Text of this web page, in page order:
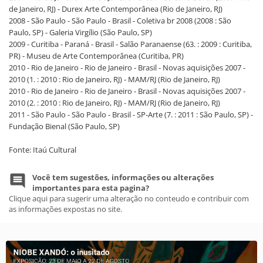
de Janeiro, RJ) - Durex Arte Contemporânea (Rio de Janeiro, RJ)
2008 - São Paulo - São Paulo - Brasil - Coletiva br 2008 (2008 : São
Paulo, SP) - Galeria Virgílio (São Paulo, SP)
2009 - Curitiba - Paraná - Brasil - Salão Paranaense (63. : 2009 : Curitiba,
PR) - Museu de Arte Contemporânea (Curitiba, PR)
2010 - Rio de Janeiro - Rio de Janeiro - Brasil - Novas aquisições 2007 -
2010 (1. : 2010 : Rio de Janeiro, RJ) - MAM/RJ (Rio de Janeiro, RJ)
2010 - Rio de Janeiro - Rio de Janeiro - Brasil - Novas aquisições 2007 -
2010 (2. : 2010 : Rio de Janeiro, RJ) - MAM/RJ (Rio de Janeiro, RJ)
2011 - São Paulo - São Paulo - Brasil - SP-Arte (7. : 2011 : São Paulo, SP) -
Fundação Bienal (São Paulo, SP)
Fonte: Itaú Cultural
Você tem sugestões, informações ou alterações
importantes para esta pagina?
Clique aqui para sugerir uma alteração no conteudo e contribuir com
as informações expostas no site.